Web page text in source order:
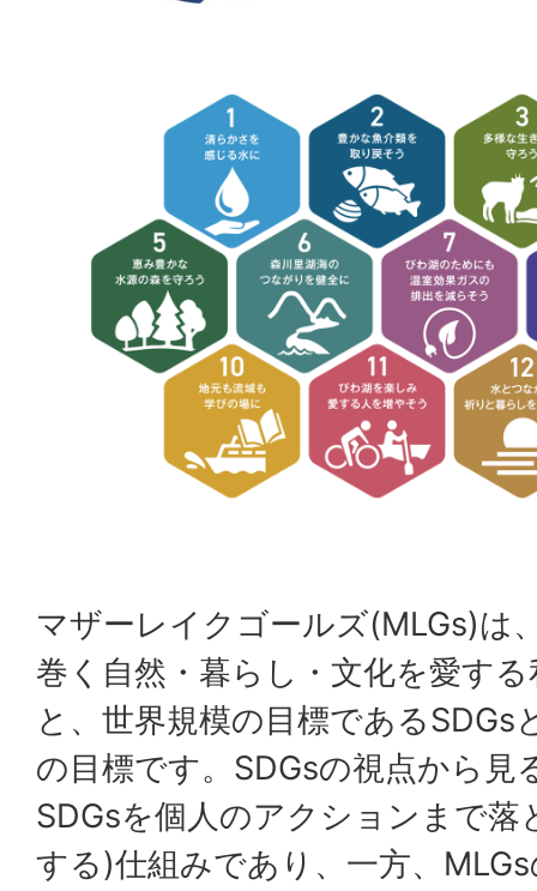
マザーレイクゴールズ(MLGs)は
巻く自然・暮らし・文化を愛す
と、世界規模の目標であるSDGs
の目標です。SDGsの視点から見
SDGsを個人のアクションまで落
する)仕組みであり、一方、